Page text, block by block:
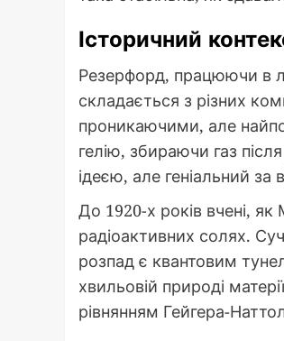
Історичний
Резерфорд, працюючи в
складається з різних
проникаючими, але
гелію, збираючи газ
ідеєю, але геніальний
До 1920-х років вчені,
радіоактивних солях.
розпад є квантовим
хвильовій природі
рівнянням Гейгера-